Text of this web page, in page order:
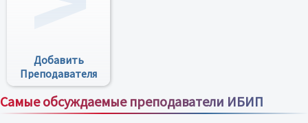
Добавить
Преподавателя
Самые обсуждаемые преподаватели ИБИП
Все преподаватели